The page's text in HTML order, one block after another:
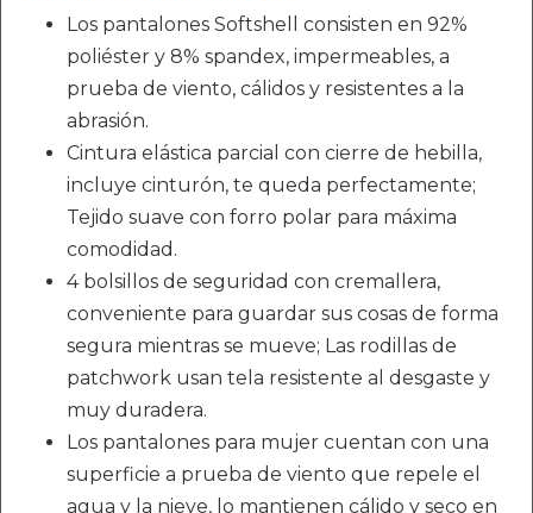
Los pantalones Softshell consisten en 92%
poliéster y 8% spandex, impermeables, a
prueba de viento, cálidos y resistentes a la
abrasión.
Cintura elástica parcial con cierre de hebilla,
incluye cinturón, te queda perfectamente;
Tejido suave con forro polar para máxima
comodidad.
4 bolsillos de seguridad con cremallera,
conveniente para guardar sus cosas de forma
segura mientras se mueve; Las rodillas de
patchwork usan tela resistente al desgaste y
muy duradera.
Los pantalones para mujer cuentan con una
superficie a prueba de viento que repele el
agua y la nieve, lo mantienen cálido y seco en